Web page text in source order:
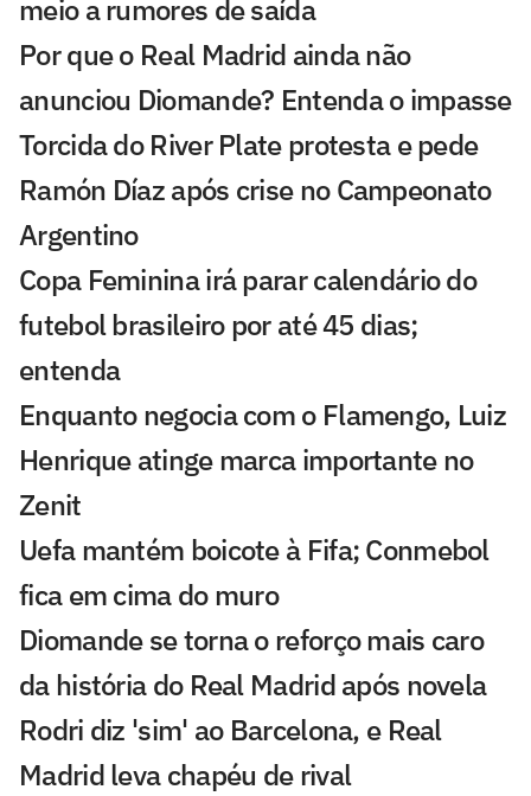
meio a rumores de saída
Por que o Real Madrid ainda não
anunciou Diomande? Entenda o impasse
Torcida do River Plate protesta e pede
Ramón Díaz após crise no Campeonato
Argentino
Copa Feminina irá parar calendário do
futebol brasileiro por até 45 dias;
entenda
Enquanto negocia com o Flamengo, Luiz
Henrique atinge marca importante no
Zenit
Uefa mantém boicote à Fifa; Conmebol
fica em cima do muro
Diomande se torna o reforço mais caro
da história do Real Madrid após novela
Rodri diz 'sim' ao Barcelona, e Real
Madrid leva chapéu de rival